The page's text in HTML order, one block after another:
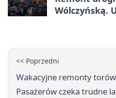
Wólczyńską.
<< Poprzedni
Wakacyjne remonty
Pasażerów czeka trudne